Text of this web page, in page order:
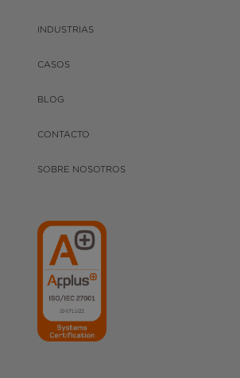
INDUSTRIAS
CASOS
BLOG
CONTACTO
SOBRE NOSOTROS